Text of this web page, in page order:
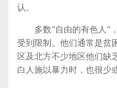
认。
多数"自由的有色人"，
受到限制。他们通常是贫
区及北方不少地区他们缺
白人施以暴力时，也很少